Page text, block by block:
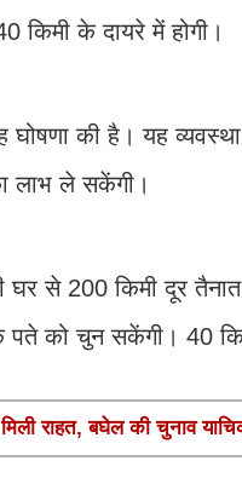
किमी के दायरे में होगी।
की है। यह व्यवस्था
लाभ ले सकेंगी।
घर से 200 किमी दूर
को चुन सकेंगी। 40
राहत, बघेल की चुनाव